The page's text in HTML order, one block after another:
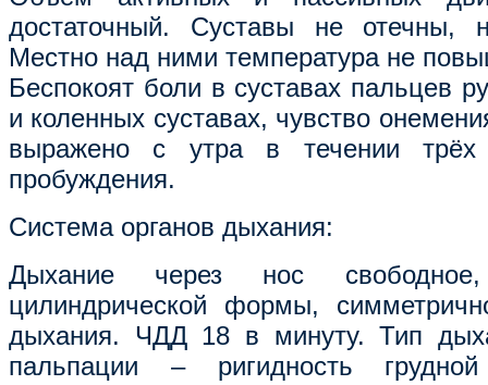
достаточный. Суставы не отечны,
Местно над ними температура не
Беспокоят боли в суставах пальцев
и коленных суставах, чувство
выражено с утра в течении
пробуждения.
Система органов дыхания:
Дыхание через нос
цилиндрической формы,
дыхания. ЧДД 18 в минуту. Тип
пальпации – ригидность